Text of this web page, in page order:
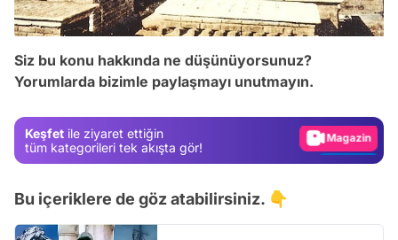
Siz bu konu hakkında ne düşünüyorsunuz?
Yorumlarda bizimle paylaşmayı unutmayın.
Keşfet ile ziyaret ettiğin
tüm kategorileri tek akışta gör!
Video
Video
Bu içeriklere de göz atabilirsiniz. 👇